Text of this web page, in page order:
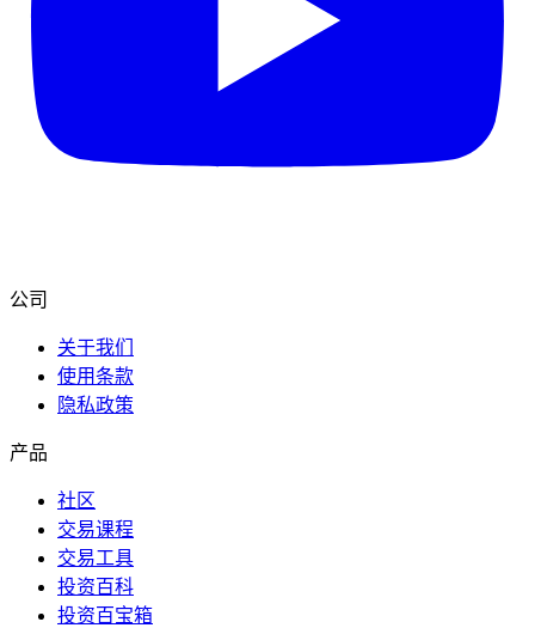
公司
关于我们
使用条款
隐私政策
产品
社区
交易课程
交易工具
投资百科
投资百宝箱